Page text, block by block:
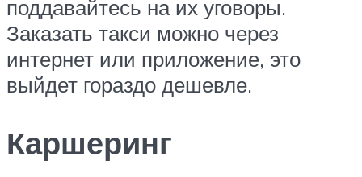
поддавайтесь на их уговоры.
Заказать такси можно через
интернет или приложение, это
выйдет гораздо дешевле.
Каршеринг